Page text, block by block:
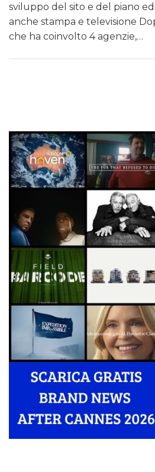
sviluppo del sito e del piano
anche stampa e televisione
che ha coinvolto 4 agenzie,…